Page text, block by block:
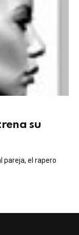
su
pareja, el rapero